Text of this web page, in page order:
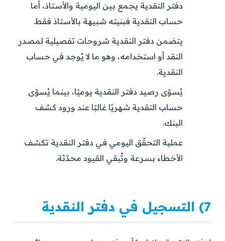
دفتر النقدية يجمع بين اليومية والأستاذ، أما
حساب النقدية فبنيته شبيهة بالأستاذ فقط.
يتضمن دفتر النقدية شروحات تفصيلية لمصدر
النقد أو استخدامه، وهو ما لا يُوجد في حساب
النقدية.
يُسوّى رصيد دفتر النقدية يوميًا، بينما يُسوّى
حساب النقدية شهريًا غالبًا عند ورود كشف
البنك.
عملية التحقّق اليومي في دفتر النقدية تكشف
الأخطاء بسرعة وتُبقي القيود محدّثة.
7) التسجيل في دفتر النقدية